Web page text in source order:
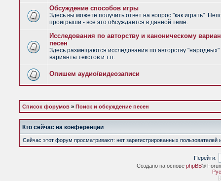
Обсуждение способов игры
Здесь вы можете получить ответ на вопрос "как играть".
проигрыши - все это обсуждается в данной теме.
Исследования по авторству и каноническому
песен
Здесь размещаются исследования по авторству "народных"
варианты текстов и т.п.
Опишем аудио/видеозаписи
Список форумов » Поиск и обсуждение песен
Кто сейчас на конференции
Сейчас этот форум просматривают: нет зарегистрированных пользователей
Перейти:
Создано на основе phpBB®
[